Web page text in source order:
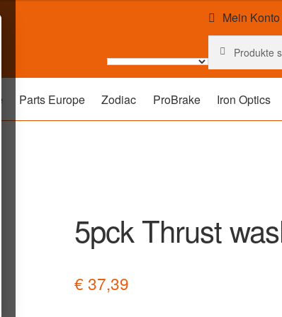
Mein Konto
nach:
Parts Europe Zodiac ProBrake Iron Optics
5pck Thrust
€37,39